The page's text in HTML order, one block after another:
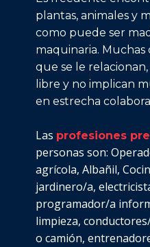
plantas, animales y
como puede ser
maquinaria. Muchas
que se le
libre y no implican
en estrecha
Las profesiones
personas son:
agrícola, Albañil,
jardinero/a,
programador/a
limpieza,
o camión,